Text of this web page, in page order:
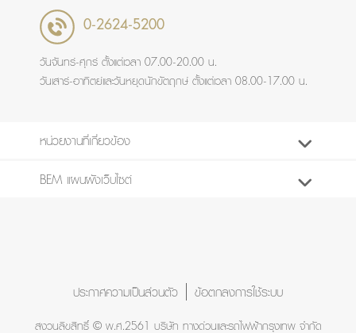
0-2624-5200
วันจันทร์-ศุกร์ ตั้งแต่เวลา 07.00-20.00 น.
วันเสาร์-อาทิตย์และวันหยุดนักขัตฤกษ์ ตั้งแต่เวลา 08.00-17.00 น.
หน่วยงานที่เกี่ยวข้อง
BEM แผนผังเว็บไซต์
ประกาศความเป็นส่วนตัว ข้อตกลงการใช้ระบบ
สงวนลิขสิทธิ์ © พ.ศ.2561 บริษัท ทางด่วนและรถไฟฟ้ากรุงเทพ จำกัด